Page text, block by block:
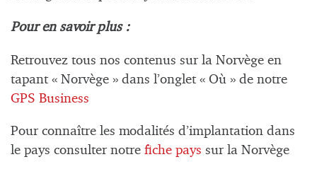
Pour en savoir plus :
Retrouvez tous nos contenus sur la Norvège en
tapant « Norvège » dans l’onglet « Où » de notre
GPS Business
Pour connaître les modalités d’implantation dans
le pays consulter notre fiche pays sur la Norvège